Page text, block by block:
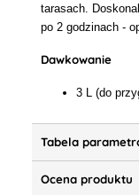
tarasach.
po 2 godzinach -
Dawkowanie
3 L (do
Tabela
Ocena produktu